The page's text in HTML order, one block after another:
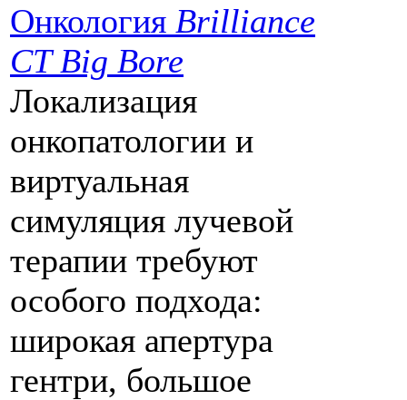
Онкология Brilliance
CT Big Bore
Локализация
онкопатологии и
виртуальная
симуляция лучевой
терапии требуют
особого подхода:
широкая апертура
гентри, большое